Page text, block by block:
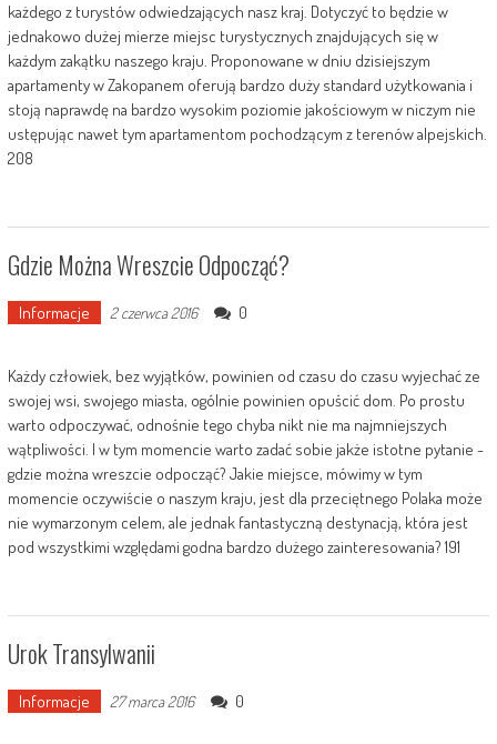
każdego z turystów odwiedzających nasz kraj. Dotyczyć to będzie w
jednakowo dużej mierze miejsc turystycznych znajdujących się w
każdym zakątku naszego kraju. Proponowane w dniu dzisiejszym
apartamenty w Zakopanem oferują bardzo duży standard użytkowania i
stoją naprawdę na bardzo wysokim poziomie jakościowym w niczym nie
ustępując nawet tym apartamentom pochodzącym z terenów alpejskich.
208
Gdzie Można Wreszcie Odpocząć?
Informacje 2 czerwca 2016 0
Każdy człowiek, bez wyjątków, powinien od czasu do czasu wyjechać ze
swojej wsi, swojego miasta, ogólnie powinien opuścić dom. Po prostu
warto odpoczywać, odnośnie tego chyba nikt nie ma najmniejszych
wątpliwości. I w tym momencie warto zadać sobie jakże istotne pytanie -
gdzie można wreszcie odpocząć? Jakie miejsce, mówimy w tym
momencie oczywiście o naszym kraju, jest dla przeciętnego Polaka może
nie wymarzonym celem, ale jednak fantastyczną destynacją, która jest
pod wszystkimi względami godna bardzo dużego zainteresowania? 191
Urok Transylwanii
Informacje 27 marca 2016 0